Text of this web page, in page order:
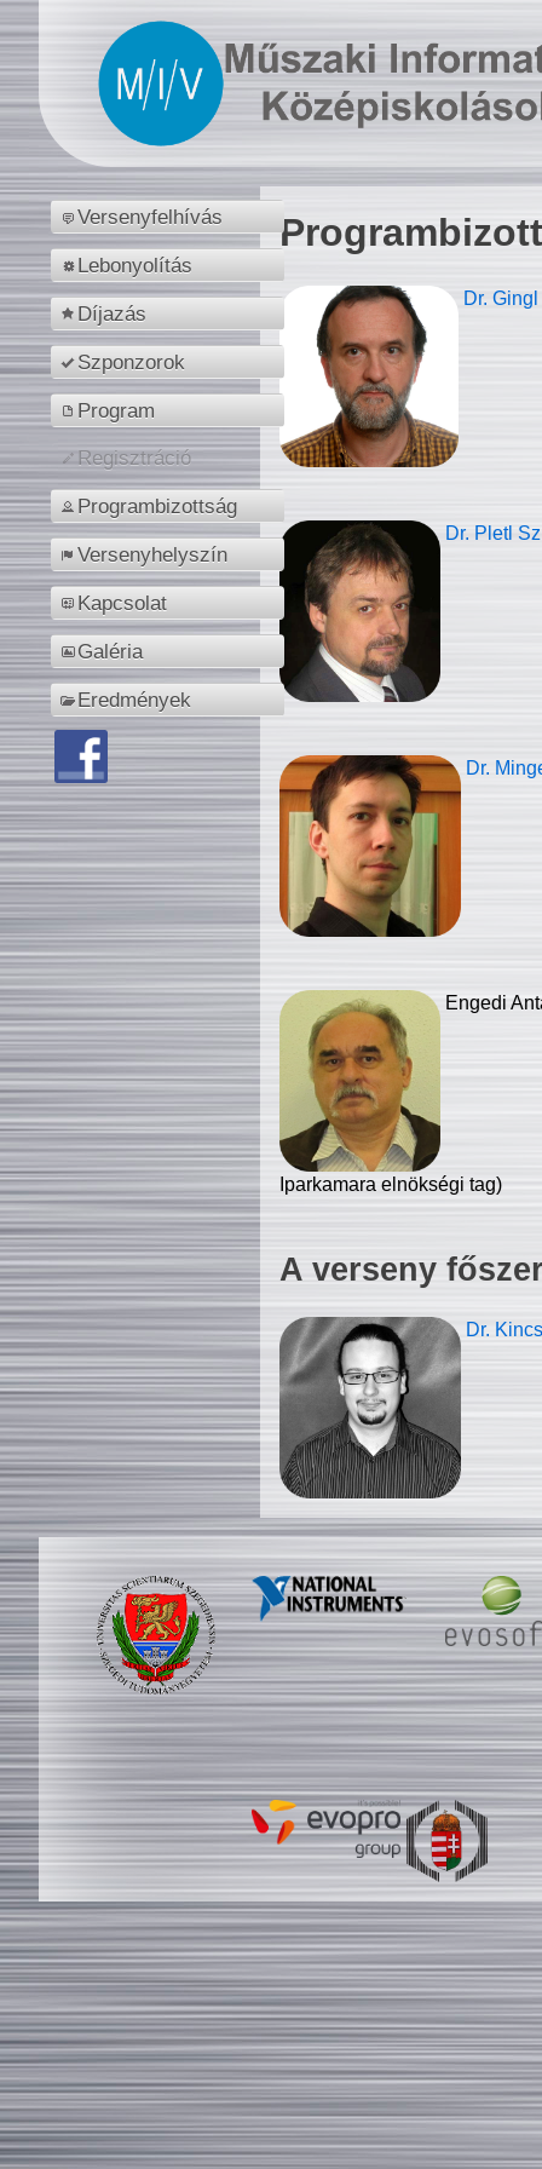
Versenyfelhívás
Lebonyolítás
Díjazás
Szponzorok
Program
Regisztráció
Programbizottság
Versenyhelyszín
Kapcsolat
Galéria
Eredmények
Dr.
Dr. Pletl
Dr.
Engedi
Iparkamara elnökségi tag)
A verseny
Dr.